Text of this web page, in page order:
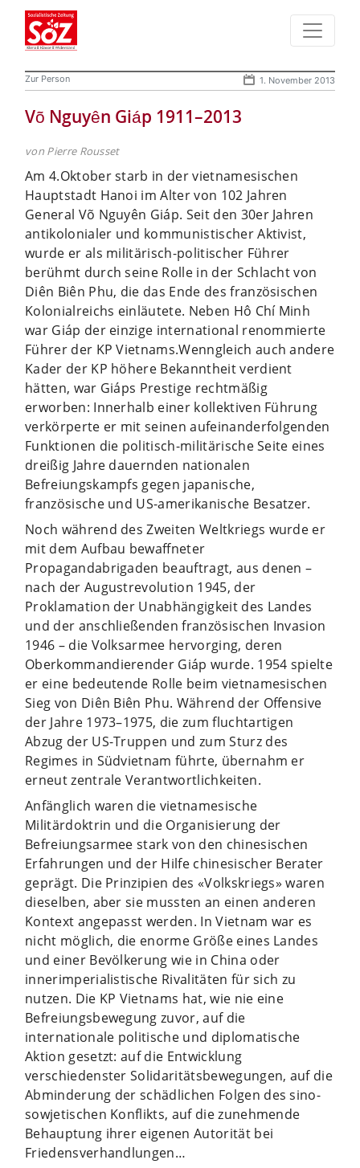
Zur Person 1. November 2013
Võ Nguyên Giáp 1911–2013
von Pierre Rousset
Am 4.Oktober starb in der vietnamesischen
Hauptstadt Hanoi im Alter von 102 Jahren
General Võ Nguyên Giáp. Seit den 30er Jahren
antikolonialer und kommunistischer Aktivist,
wurde er als militärisch-politischer Führer
berühmt durch seine Rolle in der Schlacht von
Diên Biên Phu, die das Ende des französischen
Kolonialreichs einläutete. Neben Hô Chí Minh
war Giáp der einzige international renommierte
Führer der KP Vietnams.Wenngleich auch andere
Kader der KP höhere Bekanntheit verdient
hätten, war Giáps Prestige rechtmäßig
erworben: Innerhalb einer kollektiven Führung
verkörperte er mit seinen aufeinanderfolgenden
Funktionen die politisch-militärische Seite eines
dreißig Jahre dauernden nationalen
Befreiungskampfs gegen japanische,
französische und US-amerikanische Besatzer.
Noch während des Zweiten Weltkriegs wurde er
mit dem Aufbau bewaffneter
Propagandabrigaden beauftragt, aus denen –
nach der Augustrevolution 1945, der
Proklamation der Unabhängigkeit des Landes
und der anschließenden französischen Invasion
1946 – die Volksarmee hervorging, deren
Oberkommandierender Giáp wurde. 1954 spielte
er eine bedeutende Rolle beim vietnamesischen
Sieg von Diên Biên Phu. Während der Offensive
der Jahre 1973–1975, die zum fluchtartigen
Abzug der US-Truppen und zum Sturz des
Regimes in Südvietnam führte, übernahm er
erneut zentrale Verantwortlichkeiten.
Anfänglich waren die vietnamesische
Militärdoktrin und die Organisierung der
Befreiungsarmee stark von den chinesischen
Erfahrungen und der Hilfe chinesischer Berater
geprägt. Die Prinzipien des «Volkskriegs» waren
dieselben, aber sie mussten an einen anderen
Kontext angepasst werden. In Vietnam war es
nicht möglich, die enorme Größe eines Landes
und einer Bevölkerung wie in China oder
innerimperialistische Rivalitäten für sich zu
nutzen. Die KP Vietnams hat, wie nie eine
Befreiungsbewegung zuvor, auf die
internationale politische und diplomatische
Aktion gesetzt: auf die Entwicklung
verschiedenster Solidaritätsbewegungen, auf die
Abminderung der schädlichen Folgen des sino-
sowjetischen Konflikts, auf die zunehmende
Behauptung ihrer eigenen Autorität bei
Friedensverhandlungen…